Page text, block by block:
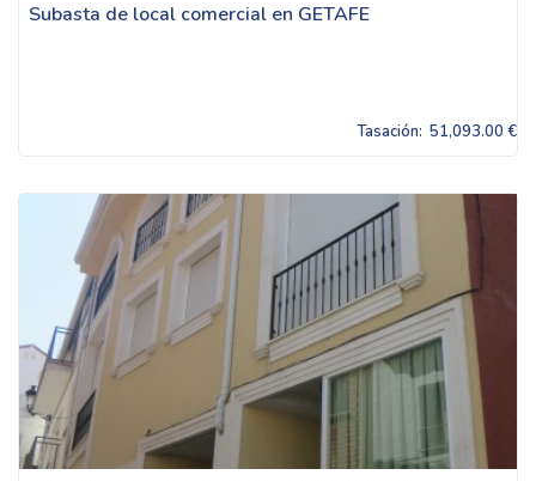
Subasta de local comercial en GETAFE
Tasación: 51,093.00 €